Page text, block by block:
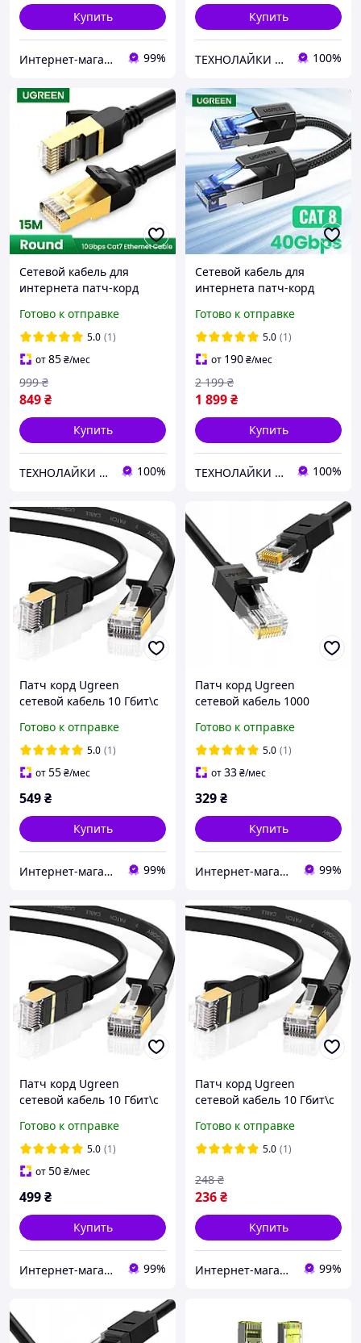
Купить
Интернет-магазин электроники и аксессуаров "Ugreen Украина" 99%
Купить
ТЕХНОЛАЙКИ - лучшие аксессуары для вашей техники. 100%
Сетевой кабель для
интернета патч-корд
Lan Ethernet Cable 15м
(черный)
Готово к отправке
5.0 (1)
от85₴/мес
849₴
999 ₴
Купить
ТЕХНОЛАЙКИ - лучшие аксессуары для вашей техники. 100%
Сетевой кабель для
интернета патч-корд
Lan Ethernet Cable 20m
(черный)
Готово к отправке
5.0 (1)
от 190₴/мес
1 899₴
2 199 ₴
Купить
ТЕХНОЛАЙКИ - лучшие аксессуары для вашей техники. 100%
Патч корд Ugreen
сетевой кабель 10 Гбит\с
плоский 2М Black (NW106)
Готово к отправке
5.0 (1)
от55₴/мес
549₴
Купить
Интернет-магазин электроники и аксессуаров "Ugreen Украина" 99%
Патч корд Ugreen
сетевой кабель 1000
круглый 5М Black (NW102)
Готово к отправке
5.0 (1)
от33₴/мес
329₴
Купить
Интернет-магазин электроники и аксессуаров "Ugreen Украина" 99%
Патч корд Ugreen
сетевой кабель 10 Гбит\с
плоский 1М Black (NW106)
Готово к отправке
5.0 (1)
от50₴/мес
499₴
Купить
Интернет-магазин электроники и аксессуаров "Ugreen Украина" 99%
Патч корд Ugreen
сетевой кабель 10 Гбит\с
плоский 2М Black (NW107)
11261
Готово к отправке
5.0 (1)
236₴
248 ₴
Купить
Интернет-магазин Смарт Хаус 99%